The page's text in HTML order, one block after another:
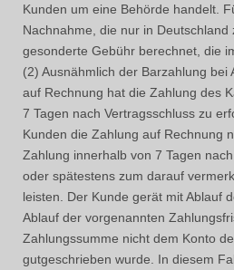
Kunden um eine Behörde handelt.
Nachnahme, die nur in Deutschland
gesonderte Gebühr berechnet, die
(2) Ausnähmlich der Barzahlung bei
auf Rechnung hat die Zahlung des
7 Tagen nach Vertragsschluss zu
Kunden die Zahlung auf Rechnung
Zahlung innerhalb von 7 Tagen
oder spätestens zum darauf
leisten. Der Kunde gerät mit Ablauf
Ablauf der vorgenannten
Zahlungssumme nicht dem Konto
gutgeschrieben wurde. In diesem